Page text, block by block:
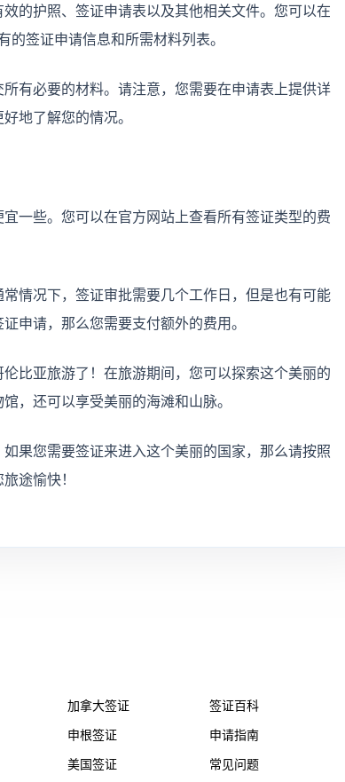
的护照、签证申请表以及其他相关文件。您可以在
签证申请信息和所需材料列表。
有必要的材料。请注意，您需要在申请表上提供详
地了解您的情况。
一些。您可以在官方网站上查看所有签证类型的费
情况下，签证审批需要几个工作日，但是也有可能
申请，那么您需要支付额外的费用。
比亚旅游了！在旅游期间，您可以探索这个美丽的
，还可以享受美丽的海滩和山脉。
果您需要签证来进入这个美丽的国家，那么请按照
途愉快！
加拿大签证
申根签证
美国签证
签证百科
申请指南
常见问题